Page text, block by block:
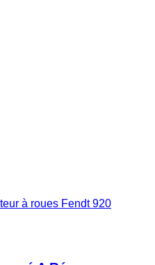
à roues Fendt 920